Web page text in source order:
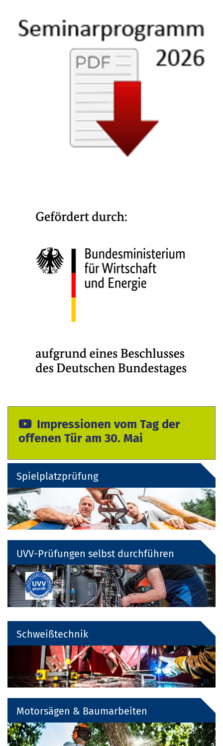
Impressionen vom Tag der
offenen Tür am 30. Mai
Spielplatzprüfung
UVV-Prüfungen selbst durchführen
Schweißtechnik
Motorsägen & Baumarbeiten